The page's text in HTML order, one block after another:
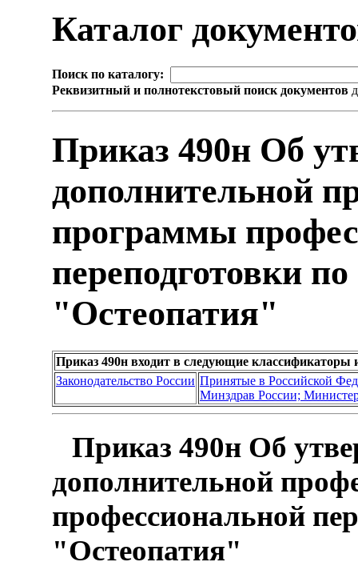
Каталог
Поиск по каталогу:
Реквизитный и полнотекстовый поиск документов
Приказ 490н Об
дополнительной
программы
переподготовки
"Остеопатия"
Приказ 490н входит в следующие классификаторы
Законодательство России Принятые в Российской
Минздрав России;
Приказ 490н Об
дополнительной
профессиональной
"Остеопатия"